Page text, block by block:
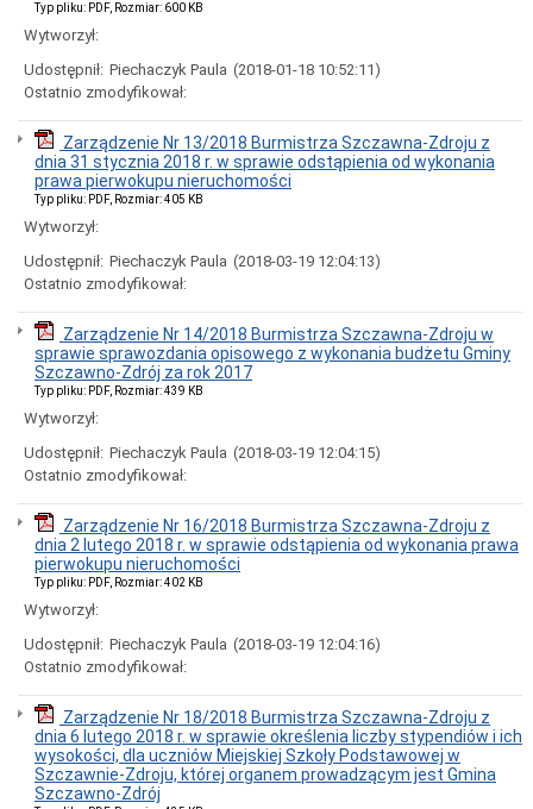
Nieodpłatna
pomoc
Ochrona
Środowiska
Odpady
komunalne
Operat
Uzdrowiskowy
Oświata
Planowanie
zagospodarowanie
przestrzenne
Plan
miejscowy
toku
Plan
ogólny
Uzdrowiskowej
Gminy
Miejskiej
Szczawno-
Zdrój
Podatki
opłaty
Rewitalizacja
Studium
Uwarunkowań
Kierunków
Zagospodarowania
Typ pliku: PDF, Rozmiar: 600 KB
Wytworzył:
Udostępnił: Piechaczyk Paula (2018-01-18 10:52:11)
Ostatnio zmodyfikował:
Zarządzenie Nr 13/2018 Burmistrza Szczawna-Zdroju z
dnia 31 stycznia 2018 r. w sprawie odstąpienia od wykonania
prawa pierwokupu nieruchomości
Typ pliku: PDF, Rozmiar: 405 KB
Wytworzył:
Udostępnił: Piechaczyk Paula (2018-03-19 12:04:13)
Ostatnio zmodyfikował:
Zarządzenie Nr 14/2018 Burmistrza Szczawna-Zdroju w
sprawie sprawozdania opisowego z wykonania budżetu Gminy
Szczawno-Zdrój za rok 2017
Typ pliku: PDF, Rozmiar: 439 KB
Wytworzył:
Udostępnił: Piechaczyk Paula (2018-03-19 12:04:15)
Ostatnio zmodyfikował:
Zarządzenie Nr 16/2018 Burmistrza Szczawna-Zdroju z
dnia 2 lutego 2018 r. w sprawie odstąpienia od wykonania prawa
pierwokupu nieruchomości
Typ pliku: PDF, Rozmiar: 402 KB
Wytworzył:
Udostępnił: Piechaczyk Paula (2018-03-19 12:04:16)
Ostatnio zmodyfikował:
Zarządzenie Nr 18/2018 Burmistrza Szczawna-Zdroju z
dnia 6 lutego 2018 r. w sprawie określenia liczby stypendiów i ich
wysokości, dla uczniów Miejskiej Szkoły Podstawowej w
Szczawnie-Zdroju, której organem prowadzącym jest Gmina
Szczawno-Zdrój